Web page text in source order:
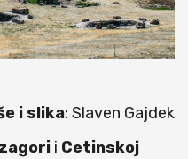
i slika: Slaven Gajdek
i Cetinskoj